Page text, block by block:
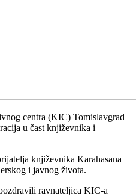
centra (KIC) Tomislavgrad
u čast književnika i
književnika Karahasana
i javnog života.
ravnateljica KIC-a